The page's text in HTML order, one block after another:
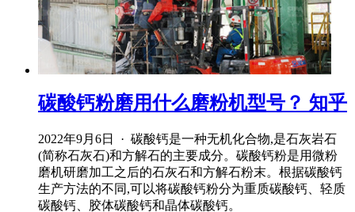
碳酸钙粉磨用什么磨粉机型号？ 知乎
2022年9月6日 · 碳酸钙是一种无机化合物,是石灰岩石
(简称石灰石)和方解石的主要成分。碳酸钙粉是用微粉
磨机研磨加工之后的石灰石和方解石粉末。根据碳酸钙
生产方法的不同,可以将碳酸钙粉分为重质碳酸钙、轻质
碳酸钙、胶体碳酸钙和晶体碳酸钙。